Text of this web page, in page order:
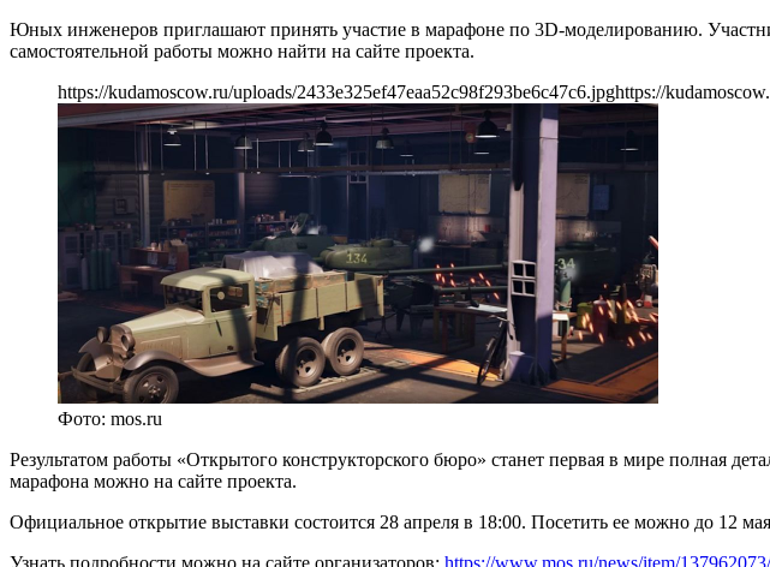
Юных инженеров приглашают принять участие в марафоне по 3D-моделированию.
самостоятельной работы можно найти на сайте проекта.
https://kudamoscow.ru/uploads/2433e325ef47eaa52c98f293be6c47c6.jpghttps://
Фото: mos.ru
Результатом работы «Открытого конструкторского бюро» станет первая в мире полная
марафона можно на сайте проекта.
Официальное открытие выставки состоится 28 апреля в 18:00. Посетить ее можно до 12
Узнать подробности можно на сайте организаторов: https://www.mos.ru/news/item/137962073/